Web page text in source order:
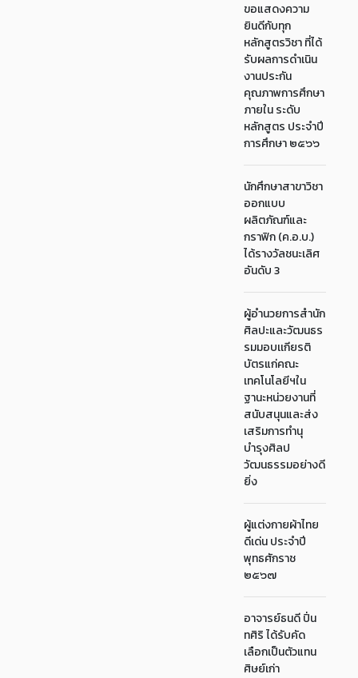
ขอแสดงความ
ยินดีกับทุก
หลักสูตรวิชา ที่ได้
รับผลการดำเนิน
งานประกัน
คุณภาพการศึกษา
ภายใน ระดับ
หลักสูตร ประจำปี
การศึกษา ๒๕๖๖
นักศึกษาสาขาวิชา
ออกแบบ
ผลิตภัณฑ์และ
กราฟิก (ค.อ.บ.)
ได้รางวัลชนะเลิศ
อันดับ 3
ผู้อำนวยการสำนัก
ศิลปะและวัฒนธร
รมมอบเเกียรติ
บัตรแก่คณะ
เทคโนโลยีฯใน
ฐานะหน่วยงานที่
สนับสนุนและส่ง
เสริมการทำนุ
บำรุงศิลป
วัฒนธรรมอย่างดี
ยิ่ง
ผู้แต่งกายผ้าไทย
ดีเด่น ประจำปี
พุทธศักราช
๒๕๖๗
อาจารย์ธนดี ปิ่น
ทศิริ ได้รับคัด
เลือกเป็นตัวแทน
ศิษย์เก่า